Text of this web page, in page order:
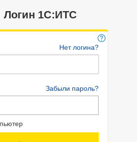
Логин 1C:ИТС
Нет логина?
Забыли пароль?